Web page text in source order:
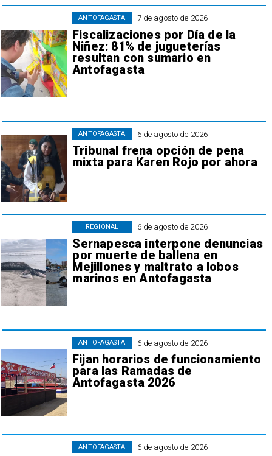
7 de agosto de 2026
Fiscalizaciones por Día de la
Niñez: 81% de jugueterías
resultan con sumario en
Antofagasta
ANTOFAGASTA
6 de agosto de 2026
Tribunal frena opción de pena
mixta para Karen Rojo por ahora
ANTOFAGASTA
6 de agosto de 2026
Sernapesca interpone denuncias
por muerte de ballena en
Mejillones y maltrato a lobos
marinos en Antofagasta
REGIONAL
6 de agosto de 2026
Fijan horarios de funcionamiento
para las Ramadas de
Antofagasta 2026
ANTOFAGASTA
6 de agosto de 2026
ANTOFAGASTA